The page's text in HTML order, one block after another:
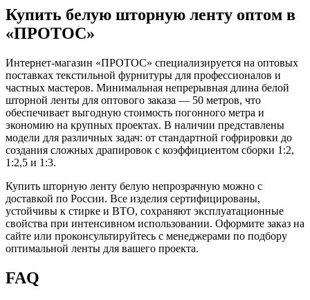
Купить белую шторную ленту оптом в
«ПРОТОС»
Интернет-магазин «ПРОТОС» специализируется на оптовых
поставках текстильной фурнитуры для профессионалов и
частных мастеров. Минимальная непрерывная длина белой
шторной ленты для оптового заказа — 50 метров, что
обеспечивает выгодную стоимость погонного метра и
экономию на крупных проектах. В наличии представлены
модели для различных задач: от стандартной гофрировки до
создания сложных драпировок с коэффициентом сборки 1:2,
1:2,5 и 1:3.
Купить шторную ленту белую непрозрачную можно с
доставкой по России. Все изделия сертифицированы,
устойчивы к стирке и ВТО, сохраняют эксплуатационные
свойства при интенсивном использовании. Оформите заказ на
сайте или проконсультируйтесь с менеджерами по подбору
оптимальной ленты для вашего проекта.
FAQ